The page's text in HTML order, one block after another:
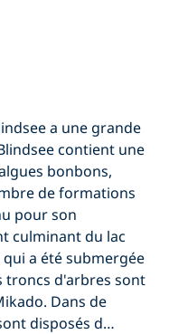
a une grande
contient une
bonbons,
de formations
pour son
culminant du lac
a été submergée
troncs d'arbres sont
Dans de
disposés d…